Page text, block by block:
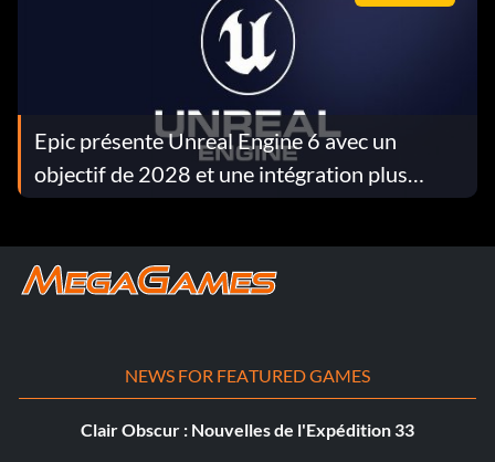
Epic présente Unreal Engine 6 avec un
objectif de 2028 et une intégration plus
poussée de Fortnite
NEWS FOR FEATURED GAMES
Clair Obscur : Nouvelles de l'Expédition 33